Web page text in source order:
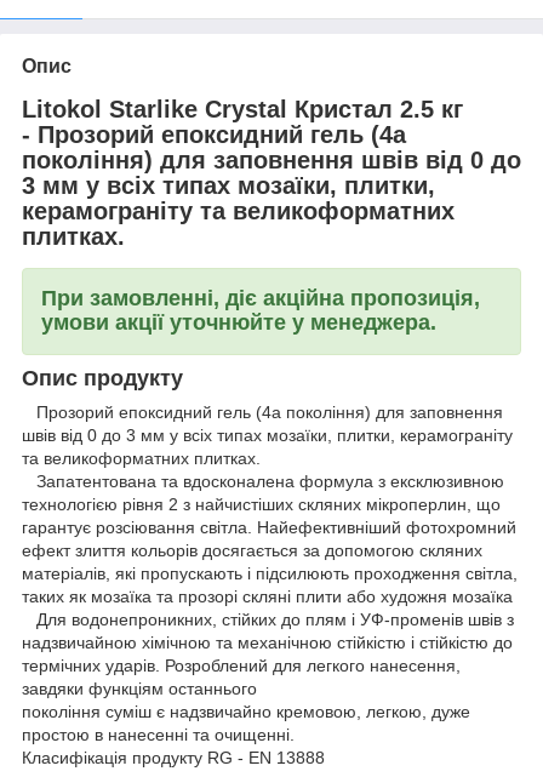
Опис
Litokol Starlike Crystal Кристал 2.5 кг
- Прозорий епоксидний гель (4a
покоління) для заповнення швів від 0 до
3 мм у всіх типах мозаїки, плитки,
керамограніту та великоформатних
плитках.
При замовленні, діє акційна пропозиція,
умови акції уточнюйте у менеджера.
Опис продукту
Прозорий епоксидний гель (4a покоління) для заповнення
швів від 0 до 3 мм у всіх типах мозаїки, плитки, керамограніту
та великоформатних плитках.
Запатентована та вдосконалена формула з ексклюзивною
технологією рівня 2 з найчистіших скляних мікроперлин, що
гарантує розсіювання світла. Найефективніший фотохромний
ефект злиття кольорів досягається за допомогою скляних
матеріалів, які пропускають і підсилюють проходження світла,
таких як мозаїка та прозорі скляні плити або художня мозаїка
Для водонепроникних, стійких до плям і УФ-променів швів з
надзвичайною хімічною та механічною стійкістю і стійкістю до
термічних ударів. Розроблений для легкого нанесення,
завдяки функціям останнього
покоління суміш є надзвичайно кремовою, легкою, дуже
простою в нанесенні та очищенні.
Класифікація продукту RG - EN 13888